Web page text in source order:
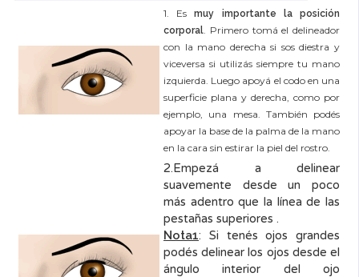
1. Esmuy importante la posición
corporal . Primero tomá el delineador
con la mano derecha si sos diestra y
viceversa si utilizás siempre tu mano
izquierda. Luego apoyá el codo en una
superficie plana y derecha, como por
ejemplo, una mesa. También podés
apoyar la base de la palma de la mano
en la cara sin estirar la piel del rostro.
2.Empezá a delinear
suavemente desde un poco
más adentro que la línea de las
pestañas superiores .
Nota1: Si tenés ojos grandes
podés delinear los ojos desde el
ángulo interior del ojo